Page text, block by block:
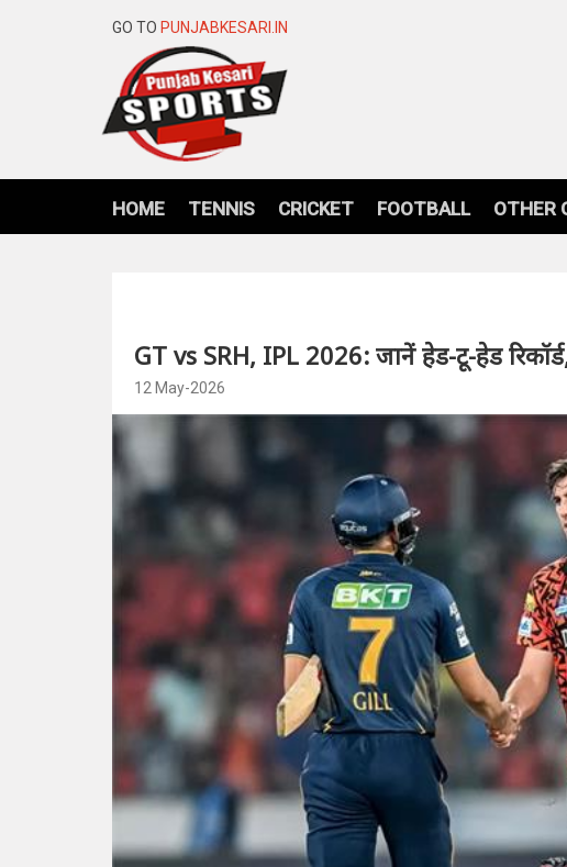
GO TO PUNJABKESARI.IN
HOME TENNIS CRICKET FOOTBALL OTHER
GT vs SRH, IPL 2026: जानें हेड-टू-हेड
12 May-2026